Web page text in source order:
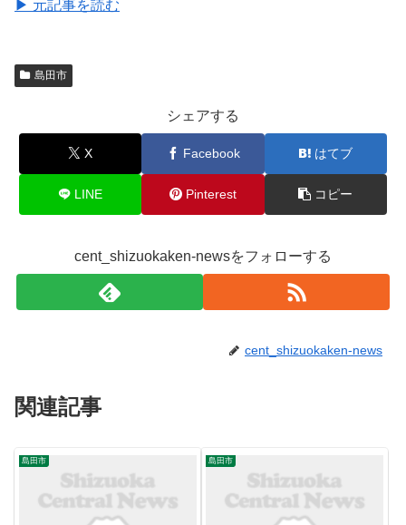
▶ 元記事を読む
島田市
シェアする
X Facebook はてブ
LINE Pinterest コピー
cent_shizuokaken-newsをフォローする
cent_shizuokaken-news
関連記事
島田市 島田市